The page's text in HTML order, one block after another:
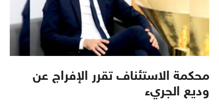
محكمة الاستئناف تقرر الإفراج عن
وديع الجريء